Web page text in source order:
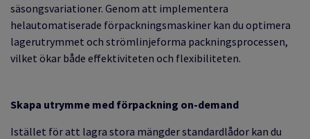
säsongsvariationer. Genom att implementera
helautomatiserade förpackningsmaskiner kan du optimera
lagerutrymmet och strömlinjeforma packningsprocessen,
vilket ökar både effektiviteten och flexibiliteten.
Skapa utrymme med förpackning on-demand
Istället för att lagra stora mängder standardlådor kan du